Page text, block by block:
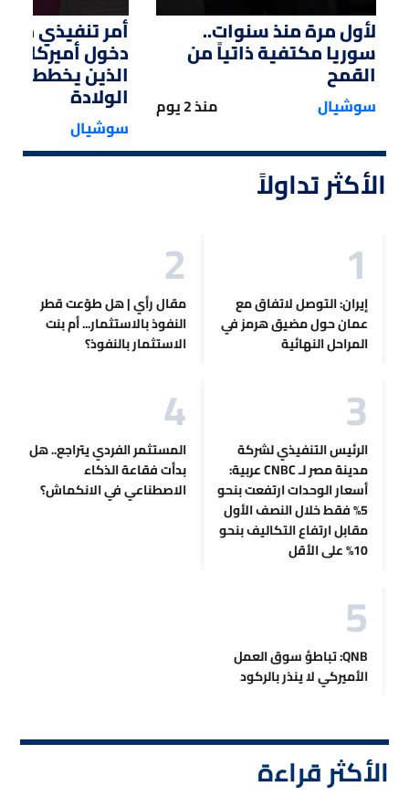
لأول مرة منذ سنوات..
سوريا مكتفية ذاتياً من
القمح
سوشيال منذ 2 يوم
أمر تنفيذي من
دخول أميركا
الذين يخططون
الولادة
سوشيال
الأكثر تداولاً
إيران: التوصل لاتفاق مع
عمان حول مضيق هرمز في
المراحل النهائية
مقال رأي | هل طوّعت قطر
النفوذ بالاستثمار... أم بنت
الاستثمار بالنفوذ؟
الرئيس التنفيذي لشركة
مدينة مصر لـ CNBC عربية:
أسعار الوحدات ارتفعت بنحو
5% فقط خلال النصف الأول
مقابل ارتفاع التكاليف بنحو
10% على الأقل
المستثمر الفردي يتراجع.. هل
بدأت فقاعة الذكاء
الاصطناعي في الانكماش؟
QNB: تباطؤ سوق العمل
الأميركي لا ينذر بالركود
الأكثر قراءة